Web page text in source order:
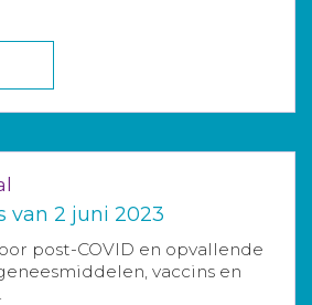
van 2 juni 2023
post-COVID en opvallende
vaccins en